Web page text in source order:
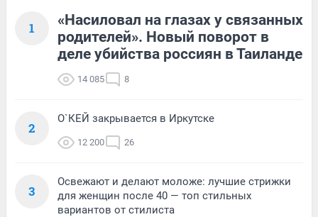
1
«Насиловал на глазах у связанных
родителей». Новый поворот в
деле убийства россиян в Таиланде
14 085 8
2
О`КЕЙ закрывается в Иркутске
12 200 26
3
Освежают и делают моложе: лучшие стрижки
для женщин после 40 — топ стильных
вариантов от стилиста